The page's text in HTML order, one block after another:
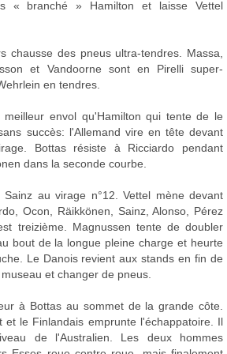
« branché » Hamilton et laisse Vettel
chausse des pneus ultra-tendres. Massa,
et Vandoorne sont en Pirelli super-
en tendres.
meilleur envol qu'Hamilton qui tente de le
succès: l'Allemand vire en tête devant
Bottas résiste à Ricciardo pendant
dans la seconde courbe.
au virage n°12. Vettel mène devant
Ocon, Räikkönen, Sainz, Alonso, Pérez
treizième. Magnussen tente de doubler
bout de la longue pleine charge et heurte
Le Danois revient aux stands en fin de
et changer de pneus.
à Bottas au sommet de la grande côte.
et le Finlandais emprunte l'échappatoire. Il
de l'Australien. Les deux hommes